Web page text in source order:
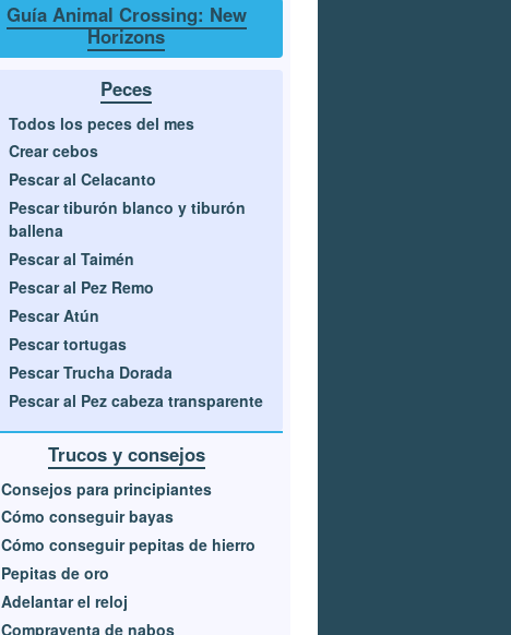
Guía Animal Crossing: New
Horizons
Peces
Todos los peces del mes
Crear cebos
Pescar al Celacanto
Pescar tiburón blanco y tiburón
ballena
Pescar al Taimén
Pescar al Pez Remo
Pescar Atún
Pescar tortugas
Pescar Trucha Dorada
Pescar al Pez cabeza transparente
Trucos y consejos
Consejos para principiantes
Cómo conseguir bayas
Cómo conseguir pepitas de hierro
Pepitas de oro
Adelantar el reloj
Compraventa de nabos